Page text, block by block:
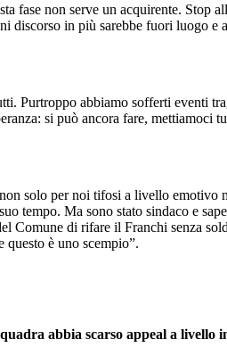
fase non serve un acquirente. Stop
discorso in più sarebbe fuori luogo
Purtroppo abbiamo sofferti eventi
si può ancora fare, mettiamoci
solo per noi tifosi a livello emotivo
tempo. Ma sono stato sindaco e
Comune di rifare il Franchi senza
è uno scempio”.
abbia scarso appeal a livello